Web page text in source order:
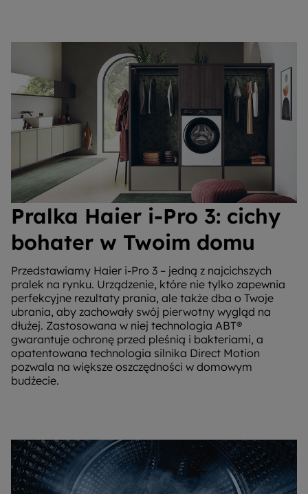
Pralka Haier i-Pro 3: cichy
bohater w Twoim domu
Przedstawiamy Haier i-Pro 3 – jedną z najcichszych
pralek na rynku. Urządzenie, które nie tylko zapewnia
perfekcyjne rezultaty prania, ale także dba o Twoje
ubrania, aby zachowały swój pierwotny wygląd na
dłużej. Zastosowana w niej technologia ABT®
gwarantuje ochronę przed pleśnią i bakteriami, a
opatentowana technologia silnika Direct Motion
pozwala na większe oszczędności w domowym
budżecie.